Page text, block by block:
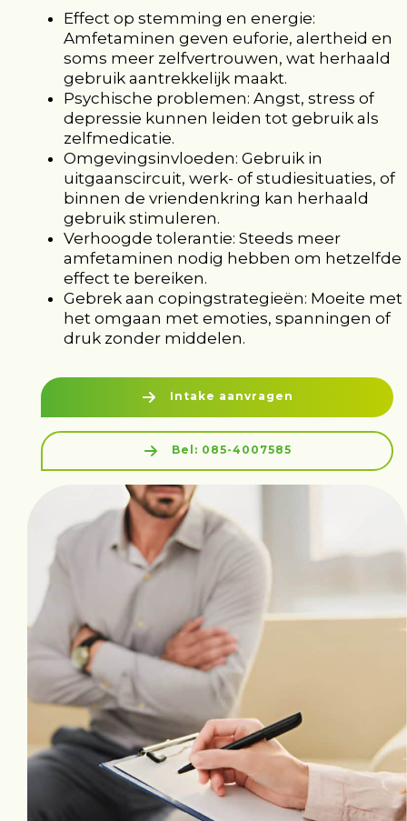
Effect op stemming en energie:
Amfetaminen geven euforie, alertheid en
soms meer zelfvertrouwen, wat herhaald
gebruik aantrekkelijk maakt.
Psychische problemen: Angst, stress of
depressie kunnen leiden tot gebruik als
zelfmedicatie.
Omgevingsinvloeden: Gebruik in
uitgaanscircuit, werk- of studiesituaties, of
binnen de vriendenkring kan herhaald
gebruik stimuleren.
Verhoogde tolerantie: Steeds meer
amfetaminen nodig hebben om hetzelfde
effect te bereiken.
Gebrek aan copingstrategieën: Moeite met
het omgaan met emoties, spanningen of
druk zonder middelen.
Intake aanvragen
Bel: 085-4007585